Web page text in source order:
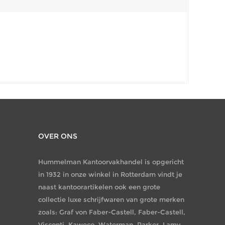
OVER ONS
Hummelman Kantoorvakhandel is opgericht
in 1932 in onze winkel in Rotterdam vindt je
naast kantoorartikelen ook een grote
collectie luxe schrijfwaren van grote merken
zoals: Graf von Faber-Castell, Faber-Castell,